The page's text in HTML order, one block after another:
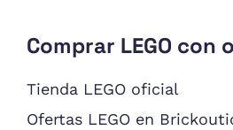
Comprar LEGO con
Tienda LEGO oficial
Ofertas LEGO en